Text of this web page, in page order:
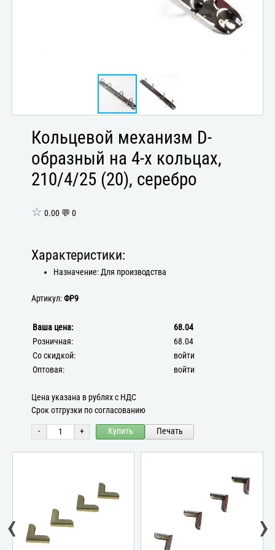
Кольцевой механизм D-
образный на 4-х кольцах,
210/4/25 (20), серебро
☆ 0.00 💬 0
Характеристики:
Назначение: Для производства
Артикул:ФР9
Ваша цена:
68.04
Розничная:
68.04
Со скидкой:
войти
Оптовая:
войти
Цена указана в рублях с НДС
Срок отгрузки по согласованию
- + Купить Печать
‹ ›